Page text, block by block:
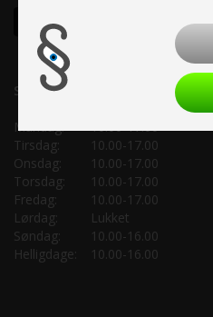
Salgsafdeling:
Mandag:
Tirsdag:
10.00-17.00
Onsdag:
10.00-17.00
Torsdag:
10.00-17.00
Fredag:
10.00-17.00
Lørdag:
Lukket
Søndag:
10.00-16.00
Helligdage:
10.00-16.00